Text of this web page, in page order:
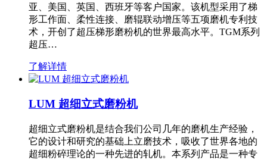
亚、美国、英国、西班牙等客户国家。该机型采用了梯
形工作面、柔性连接、磨辊联动增压等五项磨机专利技
术，开创了超压梯形磨粉机的世界最高水平。TGM系列
超压…
了解详情
LUM 超细立式磨粉机
超细立式磨粉机是结合我们公司几年的磨机生产经验，
它的设计和研究的基础上立磨技术，吸收了世界各地的
超细粉碎理论的一种先进的轧机。本系列产品是一种专